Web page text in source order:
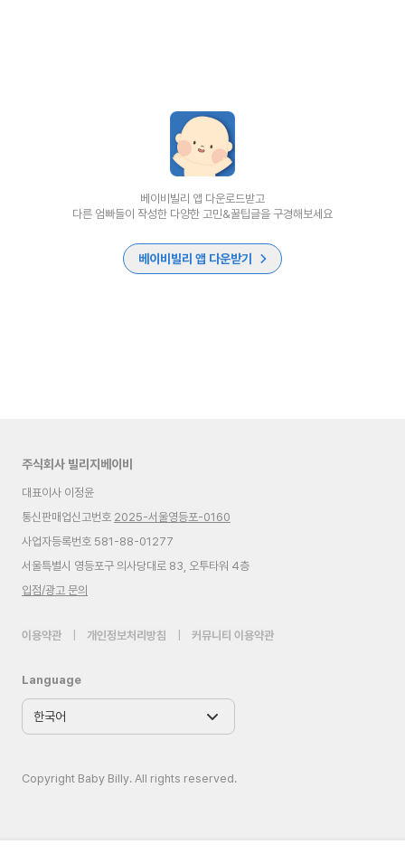
베이비빌리 앱 다운로드받고
다른 엄빠들이 작성한 다양한 고민&꿀팁글을 구경해보세요
베이비빌리 앱 다운받기
주식회사 빌리지베이비
대표이사 이정윤
통신판매업신고번호 2025-서울영등포-0160
사업자등록번호 581-88-01277
서울특별시 영등포구 의사당대로 83, 오투타워 4층
입점/광고 문의
이용약관 개인정보처리방침 커뮤니티 이용약관
Language
Copyright Baby Billy. All rights reserved.